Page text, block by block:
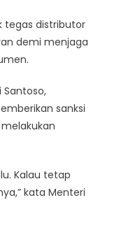
tegas distributor
demi menjaga
sanksi
Kalau tetap
kata Menteri